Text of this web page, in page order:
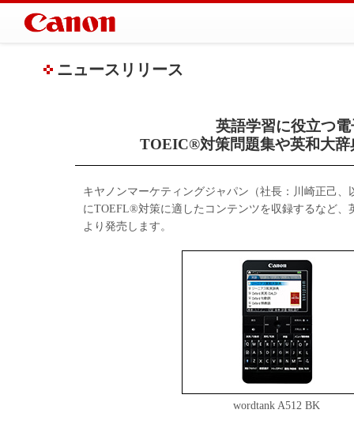
ニュースリリース
英語学習に役立つ
TOEIC®対策問題集や英和大
キヤノンマーケティングジャパン（社長：川崎正己
にTOEFL®対策に適したコンテンツを収録するなど、
より発売します。
wordtank A512 BK